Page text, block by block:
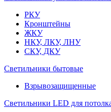
РКУ
Кронштейны
ЖКУ
НКУ, ЛКУ, ЛНУ
СКУ, ДКУ
Светильники бытовые
Взрывозащищенные
Светильники LED для